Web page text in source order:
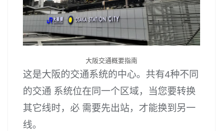
大阪交通概要指南
这是大阪的交通系统的中心。共有4种不同
的交通 系统位在同一个区域，当您要转换
其它线时，必 需要先出站，才能换到另一
线。